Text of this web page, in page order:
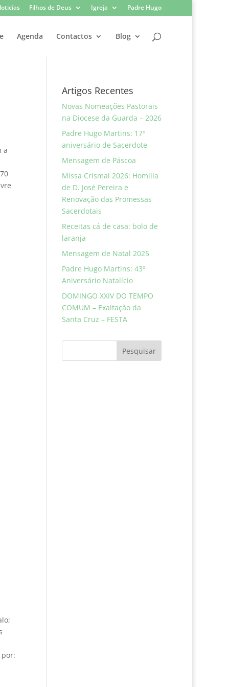
Filhos de Deus Igreja Padre Hugo
Agenda Contactos Blog
a
Artigos Recentes
Novas Nomeações Pastorais
na Diocese da Guarda – 2026
Padre Hugo Martins: 17º
aniversário de Sacerdote
Mensagem de Páscoa
Missa Crismal 2026: Homilia
de D. José Pereira e
Renovação das Promessas
Sacerdotais
Receitas cá de casa: bolo de
laranja
Mensagem de Natal 2025
Padre Hugo Martins: 43º
Aniversário Natalício
DOMINGO XXIV DO TEMPO
COMUM – Exaltação da
Santa Cruz – FESTA
Pesquisar